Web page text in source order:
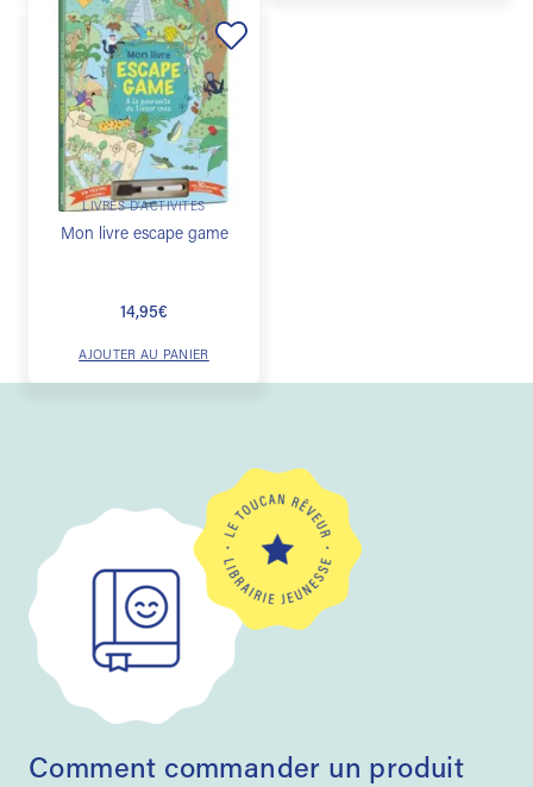
Ajouter
à la
liste de
souhaits
LIVRES D'ACTIVITÉS
Mon livre escape game
14,95€
AJOUTER AU PANIER
Comment commander un produit